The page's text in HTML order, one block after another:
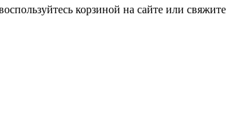
корзиной на сайте или